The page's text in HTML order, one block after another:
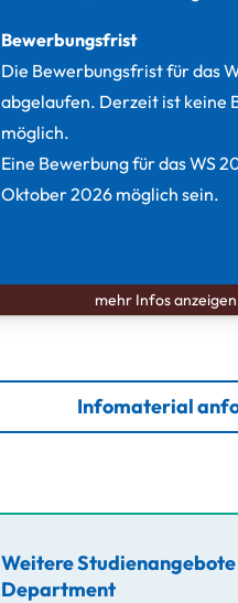
Bewerbungsfrist
Die Bewerbungsfrist für das
abgelaufen. Derzeit ist keine
möglich.
Eine Bewerbung für das WS
Oktober 2026 möglich sein.
mehr Infos anzeigen
Infomaterial
Weitere Studienangebote
Department